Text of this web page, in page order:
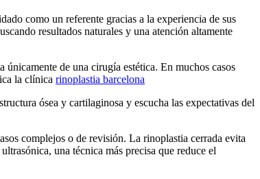
como un referente gracias a la experiencia de sus
resultados naturales y una atención altamente
de una cirugía estética. En muchos casos
la clínica rinoplastia barcelona
ósea y cartilaginosa y escucha las expectativas del
complejos o de revisión. La rinoplastia cerrada evita
una técnica más precisa que reduce el